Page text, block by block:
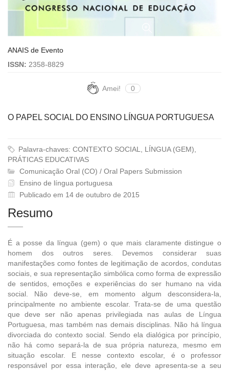
ANAIS de Evento
ISSN: 2358-8829
Amei! 0
O PAPEL SOCIAL DO ENSINO LÍNGUA PORTUGUESA
Palavra-chaves: CONTEXTO SOCIAL, LÍNGUA (GEM),
PRÁTICAS EDUCATIVAS
Comunicação Oral (CO) / Oral Papers Submission
Ensino de língua portuguesa
Publicado em 14 de outubro de 2015
Resumo
É a posse da língua (gem) o que mais claramente distingue o
homem dos outros seres. Devemos considerar suas
manifestações como fontes de legitimação de acordos, condutas
sociais, e sua representação simbólica como forma de expressão
de sentidos, emoções e experiências do ser humano na vida
social. Não deve-se, em momento algum desconsidera-la,
principalmente no ambiente escolar. Trata-se de uma questão
que deve ser não apenas privilegiada nas aulas de Língua
Portuguesa, mas também nas demais disciplinas. Não há língua
divorciada do contexto social. Sendo ela dialógica por princípio,
não há como separá-la de sua própria natureza, mesmo em
situação escolar. E nesse contexto escolar, é o professor
responsável por essa interação, ele deve apresenta-se a seu